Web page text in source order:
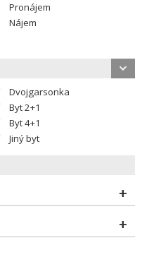
Pronájem
Nájem
Dvojgarsonka
Byt 2+1
Byt 4+1
Jiný byt